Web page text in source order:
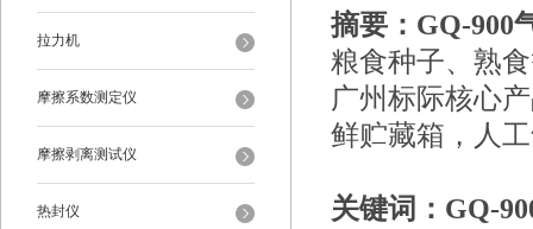
拉力机
摩擦系数测定仪
摩擦剥离测试仪
热封仪
摘要： GQ-900
粮食种子、熟
广州标际核心
鲜贮藏箱，人
关键词：GQ-